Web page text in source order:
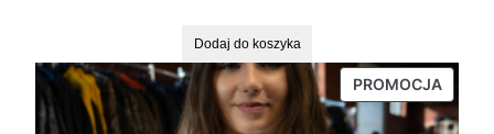
Dodaj do koszyka
PROMOCJA
W